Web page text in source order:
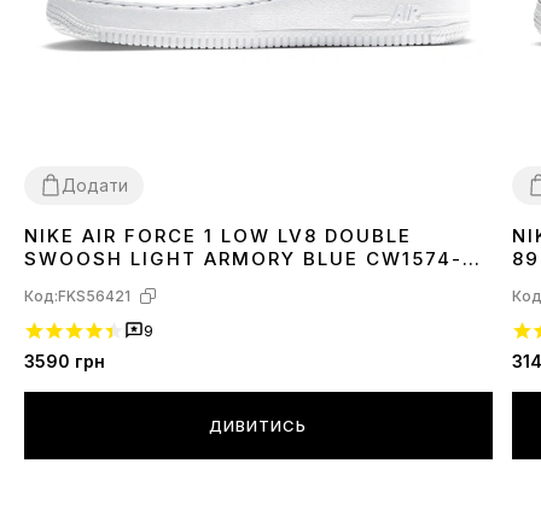
Додати
36
NIKE AIR FORCE 1 LOW LV8 DOUBLE
SWOOSH LIGHT ARMORY BLUE CW1574-
Код:FKS56421
9
3590 грн
ДИВИТИСЬ